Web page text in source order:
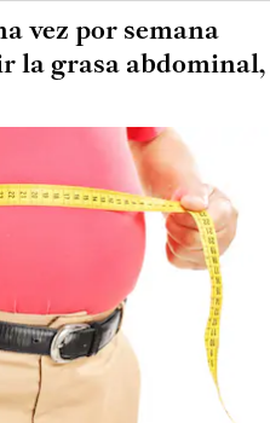
vez por semana
la grasa abdominal,